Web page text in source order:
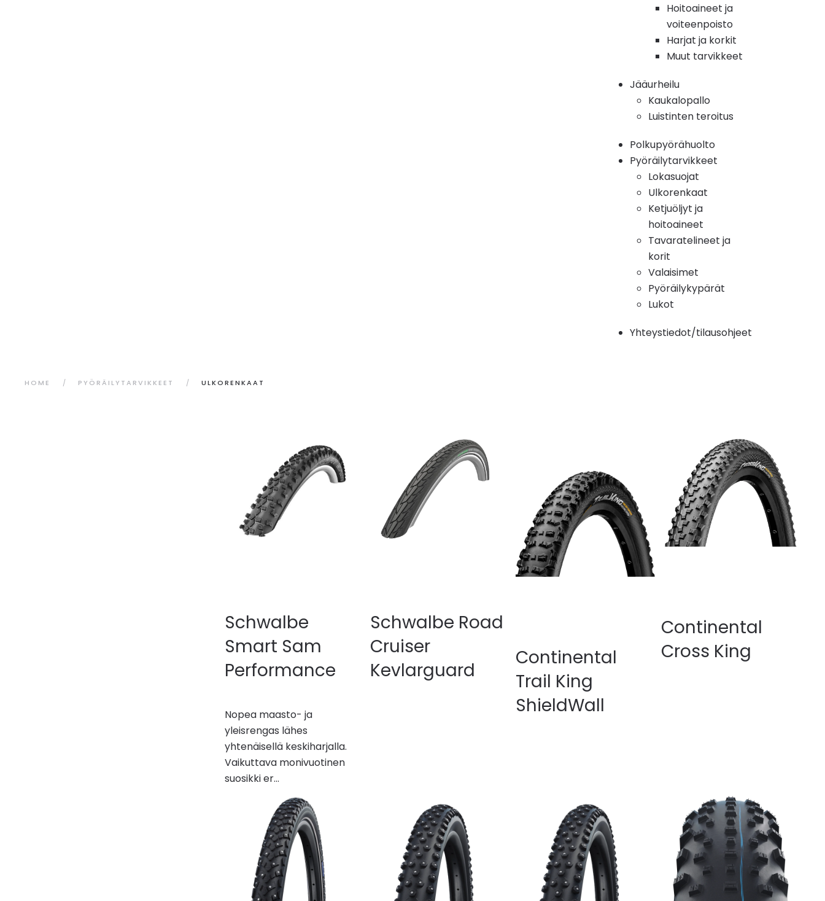
Hoitoaineet ja
voiteenpoisto
Harjat ja korkit
Muut tarvikkeet
Jääurheilu
Kaukalopallo
Luistinten teroitus
Polkupyörähuolto
Pyöräilytarvikkeet
Lokasuojat
Ulkorenkaat
Ketjuöljyt ja
hoitoaineet
Tavaratelineet ja
korit
Valaisimet
Pyöräilykypärät
Lukot
Yhteystiedot/tilausohjeet
HOME PYÖRÄILYTARVIKKEET ULKORENKAAT
Schwalbe
Smart Sam
Performance
Nopea maasto- ja
yleisrengas lähes
yhtenäisellä keskiharjalla.
Vaikuttava monivuotinen
suosikki er…
Schwalbe Road
Cruiser
Kevlarguard
Continental
Trail King
ShieldWall
Continental
Cross King